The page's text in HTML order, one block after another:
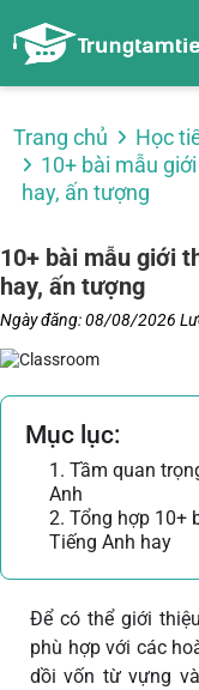
Trang chủ
Học
10+ bài mẫu
hay, ấn tượng
10+ bài mẫu giới
hay, ấn tượng
Ngày đăng: 08/08/2026
Mục lục:
1. Tầm quan
Anh
2. Tổng hợp 10+
Tiếng Anh hay
Để có thể giới
phù hợp với các
dồi vốn từ vựng